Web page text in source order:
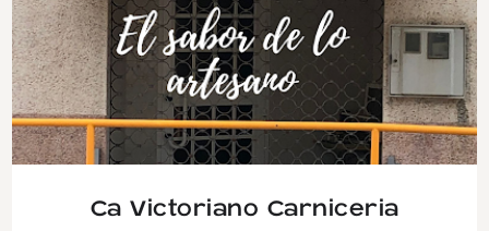
Ca Victoriano Carniceria